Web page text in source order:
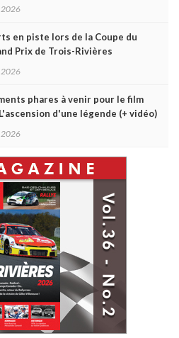
2026
en piste lors de la Coupe du
Prix de Trois-Rivières
2026
phares à venir pour le film
d'une légende (+ vidéo)
2026